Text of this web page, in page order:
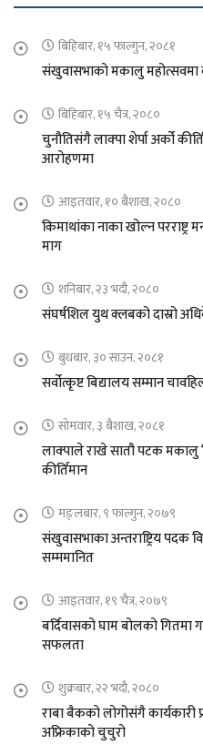
बिहिबार, १५ फाल्गुन, २०८१
संखुवासभाको मकालु महोत्सवमा
बिहिबार, १५ चैत्र, २०८०
चुनौतिसंगै लाक्पा शेर्पा अर्को
आरोहणमा
आइतवार, १० बैशाख, २०८०
किमाथांका नाका खोल्न
माग
शनिबार, २३ भदौ, २०८०
संघर्षशिल युथ क्लबको दास्रो
बुधबार, ३० साउन, २०८१
सर्वोत्कृष्ट बिद्यालय सम्मान
सोमवार, ३ बैशाख, २०८१
लाक्पाले राखे सातौ पटक मकालु
कीर्तिमान
मङ्लबार, ९ फाल्गुन, २०७९
संखुवासभाका अन्तराष्ट्रिय पदक
सम्ममानित
आइतवार, १९ चैत्र, २०७९
बर्दिवासको घाम बोलको गितमा
सफलता
शुक्रबार, २२ भदौ, २०८०
राबा बैकको लोगोसंगै कार्यकारी
अफ्रिकाको चुचुरो